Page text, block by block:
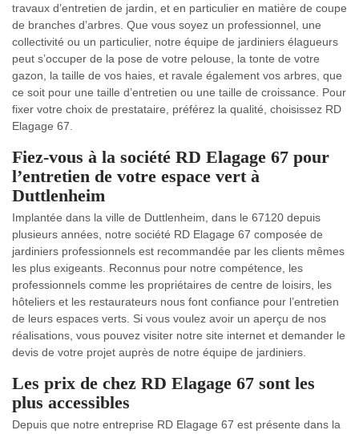
travaux d’entretien de jardin, et en particulier en matière de coupe
de branches d’arbres. Que vous soyez un professionnel, une
collectivité ou un particulier, notre équipe de jardiniers élagueurs
peut s’occuper de la pose de votre pelouse, la tonte de votre
gazon, la taille de vos haies, et ravale également vos arbres, que
ce soit pour une taille d’entretien ou une taille de croissance. Pour
fixer votre choix de prestataire, préférez la qualité, choisissez RD
Elagage 67.
Fiez-vous à la société RD Elagage 67 pour
l’entretien de votre espace vert à
Duttlenheim
Implantée dans la ville de Duttlenheim, dans le 67120 depuis
plusieurs années, notre société RD Elagage 67 composée de
jardiniers professionnels est recommandée par les clients mêmes
les plus exigeants. Reconnus pour notre compétence, les
professionnels comme les propriétaires de centre de loisirs, les
hôteliers et les restaurateurs nous font confiance pour l’entretien
de leurs espaces verts. Si vous voulez avoir un aperçu de nos
réalisations, vous pouvez visiter notre site internet et demander le
devis de votre projet auprès de notre équipe de jardiniers.
Les prix de chez RD Elagage 67 sont les
plus accessibles
Depuis que notre entreprise RD Elagage 67 est présente dans la